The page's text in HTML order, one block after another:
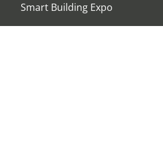
Smart Building Expo